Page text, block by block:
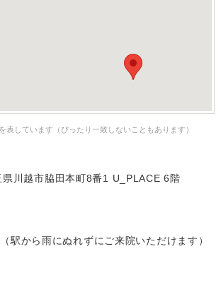
しています（ぴったり一致しないこともあります）
川越市脇田本町8番1 U_PLACE 6階
駅から雨にぬれずにご来院いただけます）